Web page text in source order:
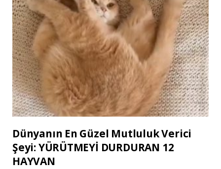
Dünyanın En Güzel Mutluluk Verici
Şeyi: YÜRÜTMEYİ DURDURAN 12
HAYVAN